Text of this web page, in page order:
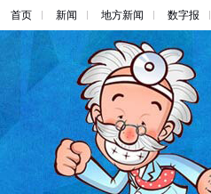
首页 新闻 地方新闻 数字报